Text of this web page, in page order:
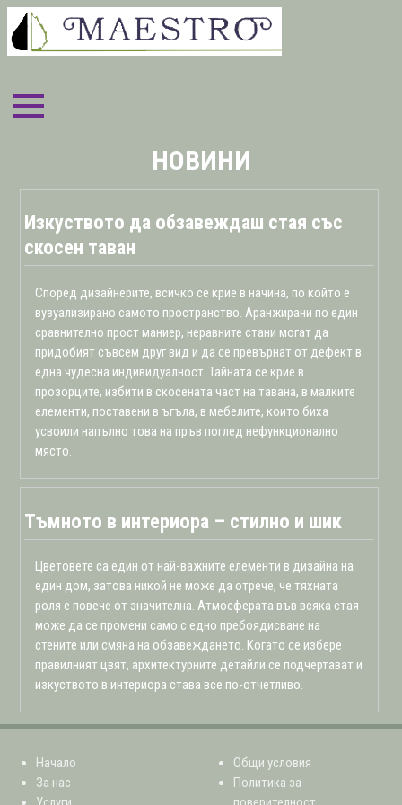
НАЧАЛО
ЗА НАС
УСЛУГИ
ГАЛЕРИЯ
ЗА КОНТАКТИ
НОВИНИ
Изкуството да обзавеждаш стая със
скосен таван
Според дизайнерите, всичко се крие в начина, по който е
вузуализирано самото пространство. Аранжирани по един
сравнително прост маниер, неравните стани могат да
придобият съвсем друг вид и да се превърнат от дефект в
една чудесна индивидуалност. Тайната се крие в
прозорците, избити в скосената част на тавана, в малките
елементи, поставени в ъгъла, в мебелите, които биха
усвоили напълно това на пръв поглед нефункционално
място.
Тъмното в интериора – стилно и шик
Цветовете са един от най-важните елементи в дизайна на
един дом, затова никой не може да отрече, че тяхната
роля е повече от значителна. Атмосферата във всяка стая
може да се промени само с едно пребоядисване на
стените или смяна на обзавеждането. Когато се избере
правилният цвят, архитектурните детайли се подчертават и
изкуството в интериора става все по-отчетливо.
Начало
За нас
Общи условия
Политика за